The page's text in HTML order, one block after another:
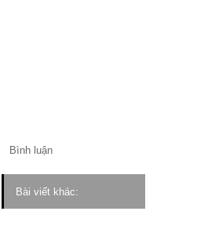
Bình luận
Bài viết khác: